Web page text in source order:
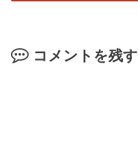
コメントを残す